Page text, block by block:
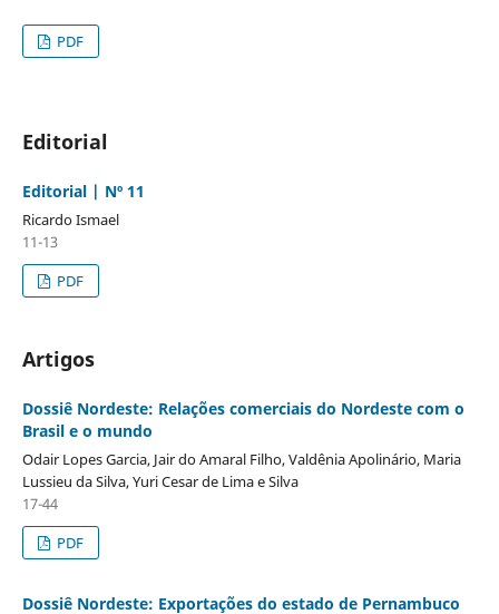
PDF
Editorial
Editorial | Nº 11
Ricardo Ismael
11-13
PDF
Artigos
Dossiê Nordeste: Relações comerciais do Nordeste com o
Brasil e o mundo
Odair Lopes Garcia, Jair do Amaral Filho, Valdênia Apolinário, Maria
Lussieu da Silva, Yuri Cesar de Lima e Silva
17-44
PDF
Dossiê Nordeste: Exportações do estado de Pernambuco